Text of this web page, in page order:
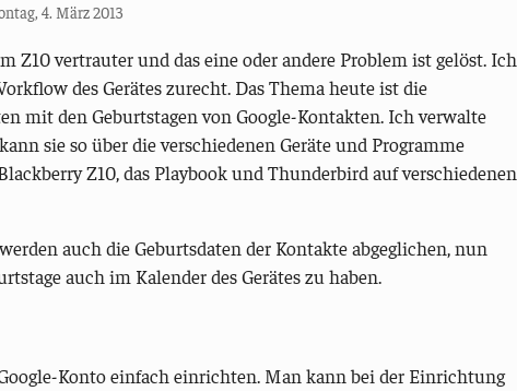
4. März 2013
Z10 vertrauter und das eine oder andere Problem ist gelöst. Ich
des Gerätes zurecht. Das Thema heute ist die
mit den Geburtstagen von Google-Kontakten. Ich verwalte
sie so über die verschiedenen Geräte und Programme
Z10, das Playbook und Thunderbird auf verschiedenen
auch die Geburtsdaten der Kontakte abgeglichen, nun
auch im Kalender des Gerätes zu haben.
Konto einfach einrichten. Man kann bei der Einrichtung